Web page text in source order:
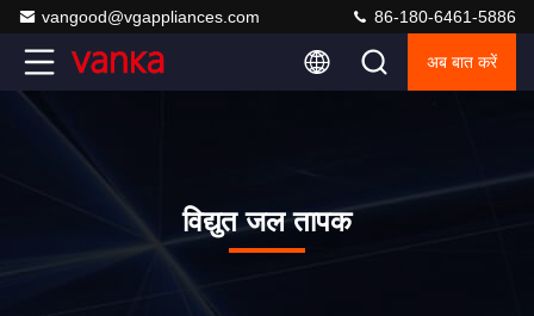
vangood@vgappliances.com 86-180-6461-5886
अब बात करें
विद्युत जल तापक